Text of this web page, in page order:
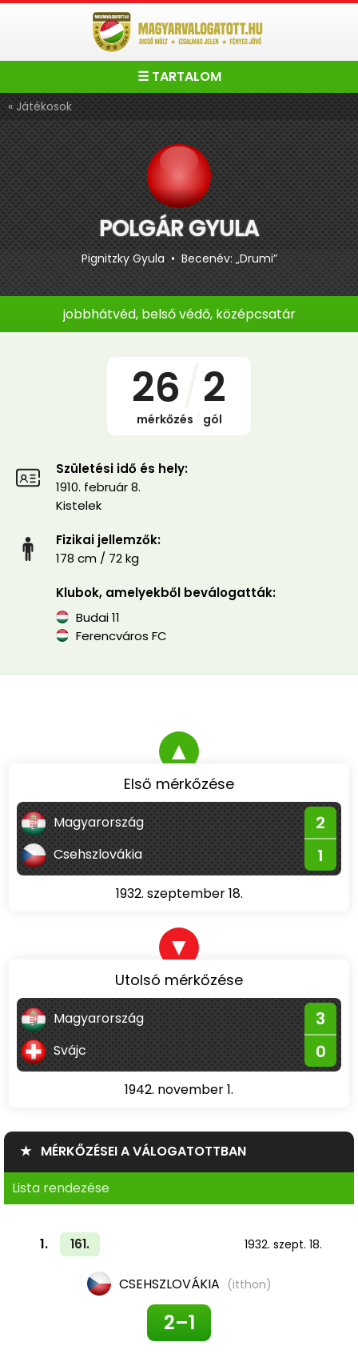
☰ TARTALOM
« Játékosok
POLGÁR GYULA
Pignitzky Gyula • Becenév: „Drumi”
jobbhátvéd, belső védő, középcsatár
26 2
mérkőzés gól
Születési idő és hely:
1910. február 8.
Kistelek
Fizikai jellemzők:
178 cm / 72 kg
Klubok, amelyekből beválogatták:
Budai 11
Ferencváros FC
▲
Első mérkőzése
Magyarország 2
Csehszlovákia 1
1932. szeptember 18.
▼
Utolsó mérkőzése
Magyarország 3
Svájc 0
1942. november 1.
★ MÉRKŐZÉSEI A VÁLOGATOTTBAN
Lista rendezése
1. 161. 1932. szept. 18.
CSEHSZLOVÁKIA (itthon)
2–1